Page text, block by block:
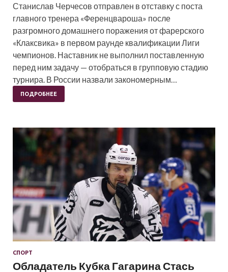
Станислав Черчесов отправлен в отставку с поста
главного тренера «Ференцвароша» после
разгромного домашнего поражения от фарерского
«Клаксвика» в первом раунде квалификации Лиги
чемпионов. Наставник не выполнил поставленную
перед ним задачу — отобраться в групповую стадию
турнира. В России назвали закономерным…
ПОДРОБНЕЕ
СПОРТ
Обладатель Кубка Гагарина Стась